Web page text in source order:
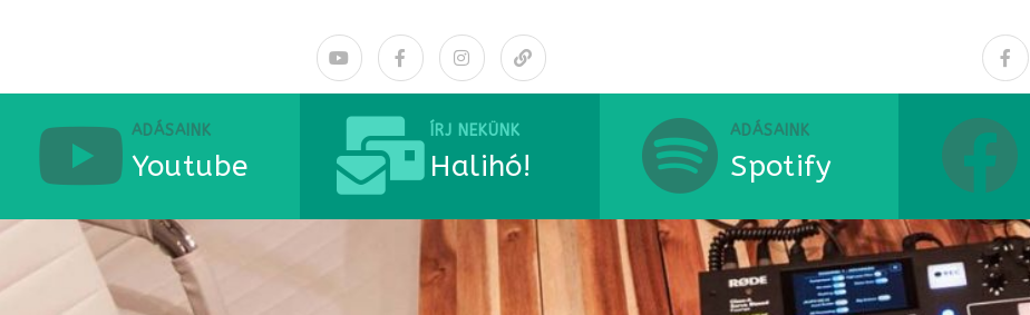
ADÁSAINK
Youtube
ÍRJ NEKÜNK
Halihó!
ADÁSAINK
Spotify